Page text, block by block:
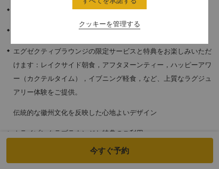
エグゼクティブラウンジの限定サービスと特典をお楽しみいただ
けます：レイクサイド朝食，アフタヌーンティー，ハッピーアワ
ー（カクテルタイム），イブニング軽食，など、上質なラグジュ
アリー体験をご提供。
伝統的な徽州文化を反映した心地よいデザイン
ホライゾンクラブラウンジと特典のご利用
シャワールームとバスタブが備わった大理石造りのバスルーム
今すぐ予約
クッキーを管理する